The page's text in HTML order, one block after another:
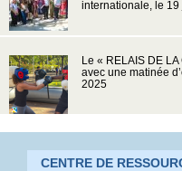
internationale, le 19
Le « RELAIS DE
avec une matinée
2025
CENTRE DE